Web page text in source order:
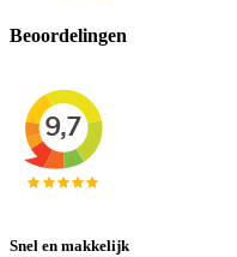
Beoordelingen
Snel en makkelijk